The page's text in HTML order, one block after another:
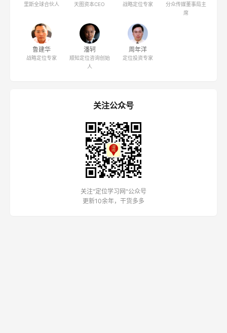
里斯全球合伙人 天图资本CEO 战略定位专家
分众传媒董事局主
席
鲁建华
战略定位专家
潘轲
顺知定位咨询创始
人
周年洋
定位投资专家
关注公众号
关注"定位学习网"公众号
更新10余年，干货多多